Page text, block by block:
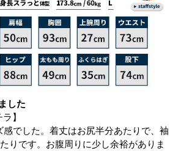
した
】
感でした。着丈はお尻半分あたりで、袖
りです。お腹周りに少し余裕がありま